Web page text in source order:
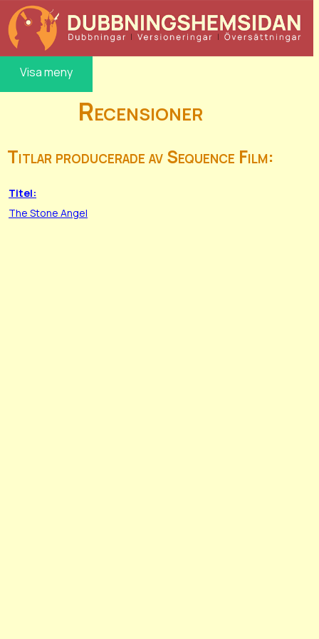
Visa meny
Recensioner
Titlar producerade av Sequence Film:
Titel:
The Stone Angel